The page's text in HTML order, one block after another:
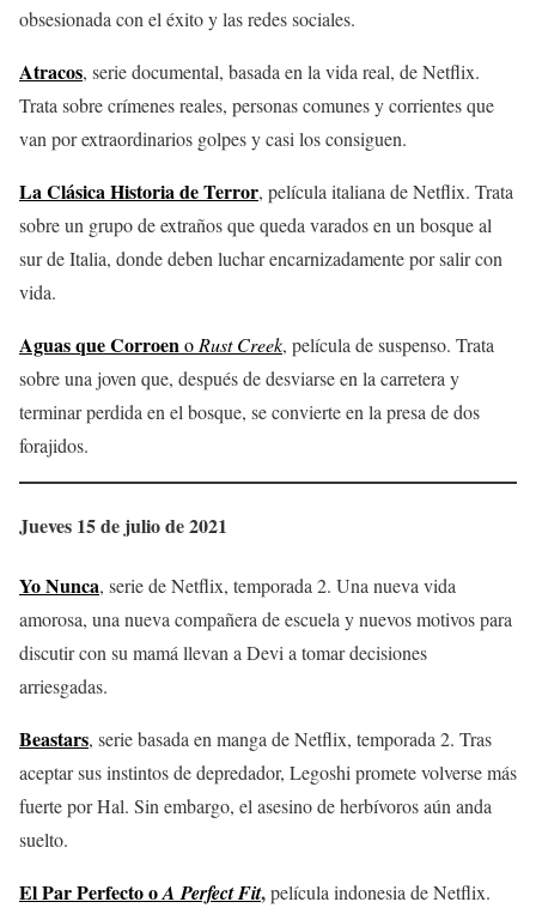
obsesionada con el éxito y las redes sociales.
Atracos, serie documental, basada en la vida real, de Netflix.
Trata sobre crímenes reales, personas comunes y corrientes que
van por extraordinarios golpes y casi los consiguen.
La Clásica Historia de Terror, película italiana de Netflix. Trata
sobre un grupo de extraños que queda varados en un bosque al
sur de Italia, donde deben luchar encarnizadamente por salir con
vida.
Aguas que Corroeno Rust Creek, película de suspenso. Trata
sobre una joven que, después de desviarse en la carretera y
terminar perdida en el bosque, se convierte en la presa de dos
forajidos.
Jueves 15 de julio de 2021
Yo Nunca, serie de Netflix, temporada 2. Una nueva vida
amorosa, una nueva compañera de escuela y nuevos motivos para
discutir con su mamá llevan a Devi a tomar decisiones
arriesgadas.
Beastars, serie basada en manga de Netflix, temporada 2. Tras
aceptar sus instintos de depredador, Legoshi promete volverse más
fuerte por Hal. Sin embargo, el asesino de herbívoros aún anda
suelto.
El Par Perfecto oA Perfect Fit,película indonesia de Netflix.